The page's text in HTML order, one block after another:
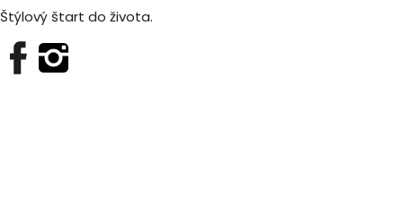
Štýlový štart do života.